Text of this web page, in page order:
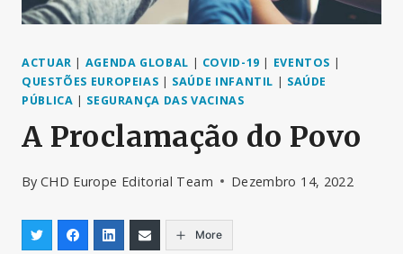
ACTUAR | AGENDA GLOBAL | COVID-19 | EVENTOS |
QUESTÕES EUROPEIAS | SAÚDE INFANTIL | SAÚDE
PÚBLICA | SEGURANÇA DAS VACINAS
A Proclamação do Povo
By CHD Europe Editorial Team Dezembro 14, 2022
More